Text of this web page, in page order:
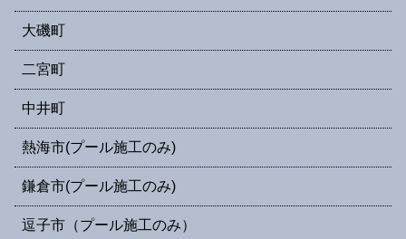
大磯町
二宮町
中井町
熱海市(プール施工のみ)
鎌倉市(プール施工のみ)
逗子市（プール施工のみ）